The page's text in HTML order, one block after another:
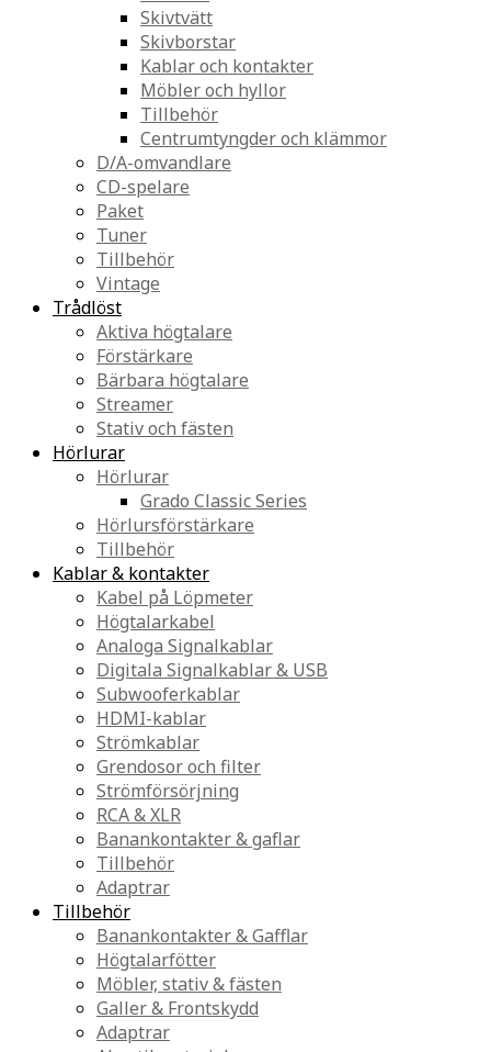
Skivtvätt
Skivborstar
Kablar och kontakter
Möbler och hyllor
Tillbehör
Centrumtyngder och klämmor
D/A-omvandlare
CD-spelare
Paket
Tuner
Tillbehör
Vintage
Trådlöst
Aktiva högtalare
Förstärkare
Bärbara högtalare
Streamer
Stativ och fästen
Hörlurar
Hörlurar
Grado Classic Series
Hörlursförstärkare
Tillbehör
Kablar & kontakter
Kabel på Löpmeter
Högtalarkabel
Analoga Signalkablar
Digitala Signalkablar & USB
Subwooferkablar
HDMI-kablar
Strömkablar
Grendosor och filter
Strömförsörjning
RCA & XLR
Banankontakter & gaflar
Tillbehör
Adaptrar
Tillbehör
Banankontakter & Gafflar
Högtalarfötter
Möbler, stativ & fästen
Galler & Frontskydd
Adaptrar